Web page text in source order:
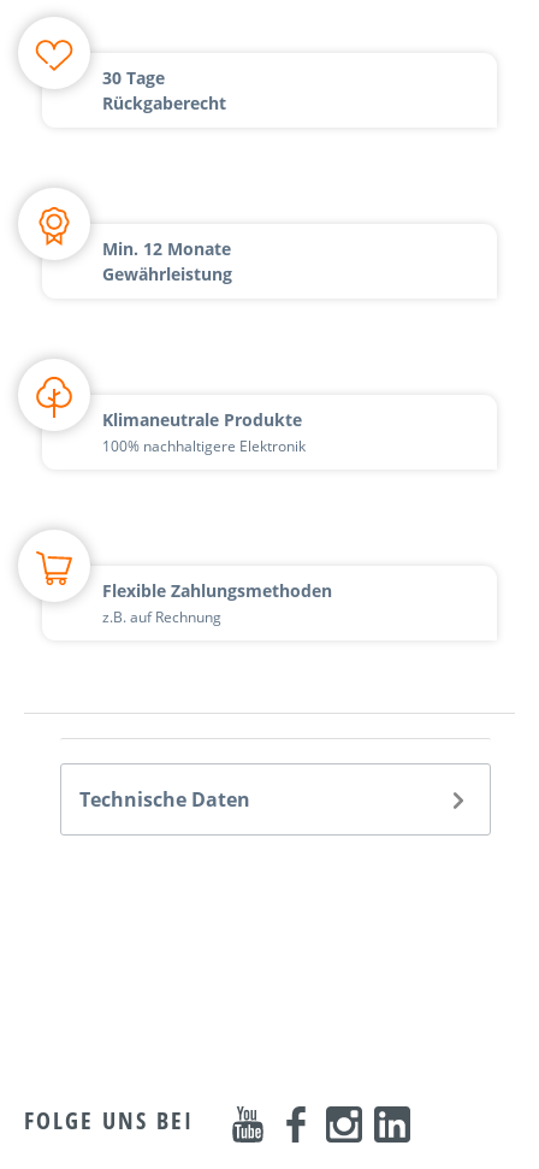
30 Tage
Rückgaberecht
Min. 12 Monate
Gewährleistung
Klimaneutrale Produkte
100% nachhaltigere Elektronik
Flexible Zahlungsmethoden
z.B. auf Rechnung
Technische Daten
FOLGE UNS BEI